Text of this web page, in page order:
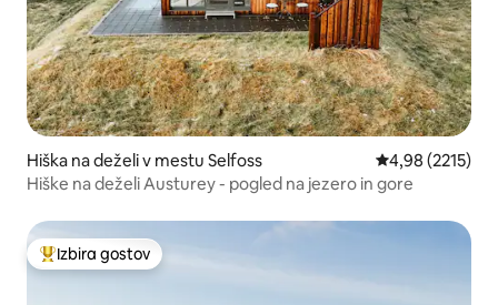
Hiška na deželi v mestu Selfoss Povprečna
4,98 (2215)
Hiške na deželi Austurey - pogled na jezero in gore
Najbolj priljubljena prenočišča z značko »Izbira gostov«
Izbira gostov